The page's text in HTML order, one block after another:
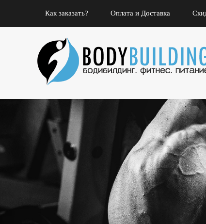
Как заказать? Оплата и Доставка